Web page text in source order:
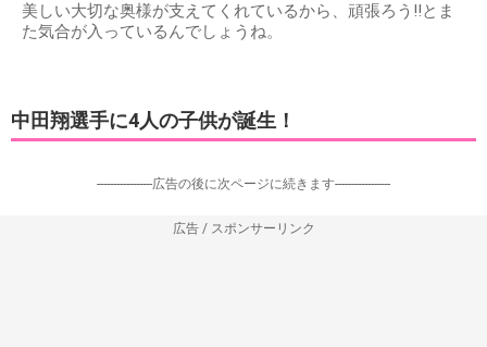
美しい大切な奥様が支えてくれているから、頑張ろう!!とま
た気合が入っているんでしょうね。
中田翔選手に4人の子供が誕生！
-----------------広告の後に次ページに続きます-----------------
広告 / スポンサーリンク